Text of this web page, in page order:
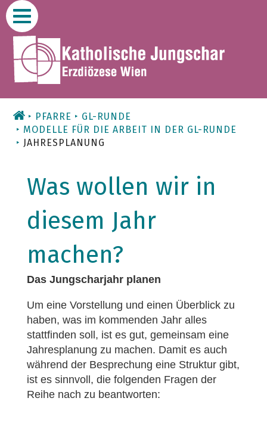
Zum
Inhalt
PFARRE
GL-RUNDE
MODELLE FÜR DIE ARBEIT IN DER GL-RUNDE
JAHRESPLANUNG
Was wollen wir in
diesem Jahr
machen?
Das Jungscharjahr planen
Um eine Vorstellung und einen Überblick zu
haben, was im kommenden Jahr alles
stattfinden soll, ist es gut, gemeinsam eine
Jahresplanung zu machen. Damit es auch
während der Besprechung eine Struktur gibt,
ist es sinnvoll, die folgenden Fragen der
Reihe nach zu beantworten: